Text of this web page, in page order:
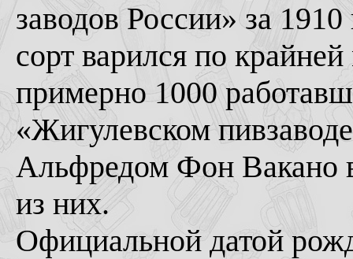
заводов России» за
сорт варился по
примерно 1000
«Жигулевском
Альфредом Фон Вакано
из них.
Официальной датой